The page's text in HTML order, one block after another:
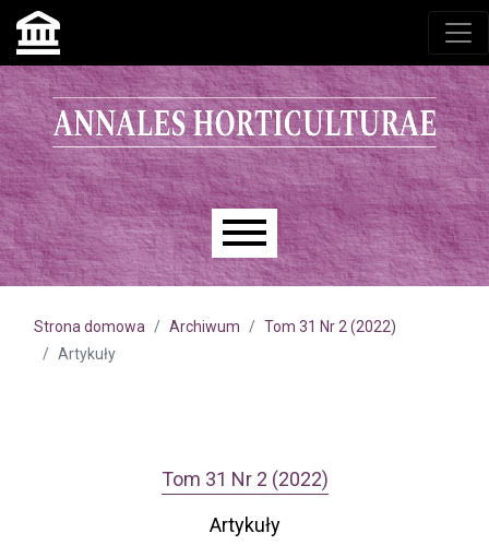
Przejdź do głównego menu
Przejdź do sekcji głównej
Przejdź do stopki
Main menu
Strona domowa Archiwum
Tom 31 Nr 2 (2022)
Artykuły
Tom 31 Nr 2 (2022)
Artykuły